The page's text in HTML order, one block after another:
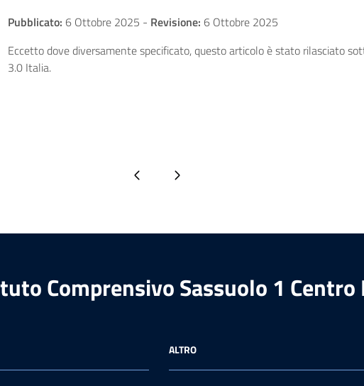
Pubblicato: 6 Ottobre 2025 - Revisione: 6 Ottobre 2025
Eccetto dove diversamente specificato, questo articolo è stato rilasciato
3.0 Italia.
Pagina precedentePagina successiva
Comprensivo Sassuolo 1 Centro
ALTRO